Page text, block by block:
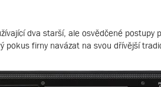
dva starší, ale osvědčené postupy
pokus firny navázat na svou dřívější